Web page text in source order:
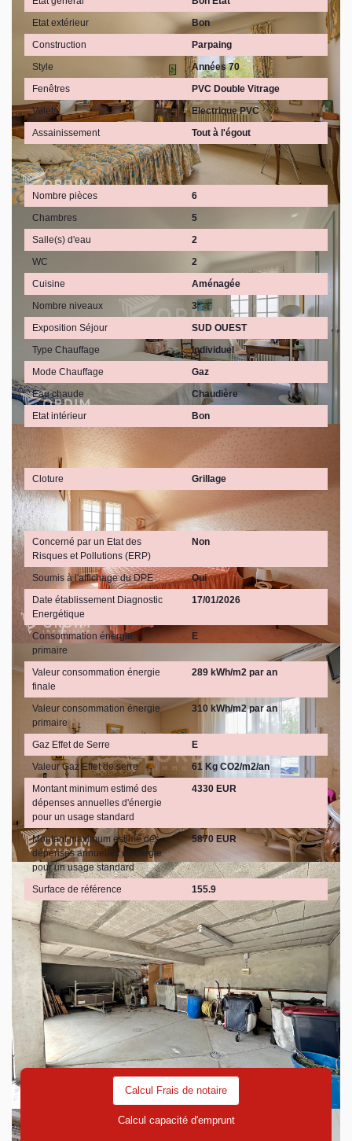
Etat extérieur
Bon
Construction
Parpaing
Style
Années 70
Fenêtres
PVC Double Vitrage
Volets
Electrique PVC
Assainissement
Tout à l'égout
Intérieur
Nombre pièces
6
Chambres
5
Salle(s) d'eau
2
WC
2
Cuisine
Aménagée
Nombre niveaux
3
Exposition Séjour
SUD OUEST
Type Chauffage
Individuel
Mode Chauffage
Gaz
Eau chaude
Chaudière
Etat intérieur
Bon
Terrain
Cloture Grillage
Diagnostics
Concerné par un Etat des
Risques et Pollutions (ERP)
Non
Soumis à l'affichage du DPE
Oui
Date établissement Diagnostic
Energétique
17/01/2026
Consommation énergie
primaire
E
Valeur consommation énergie
finale
289 kWh/m2 par an
Valeur consommation énergie
primaire
310 kWh/m2 par an
Gaz Effet de Serre
E
Valeur Gaz Effet de serre
61 Kg CO2/m2/an
Montant minimum estimé des
dépenses annuelles d'énergie
pour un usage standard
4330 EUR
Montant maximum estimé des
dépenses annuelles d'énergie
pour un usage standard
5870 EUR
Surface de référence 155.9
Découvrez votre futur quartier
Avec votre expert GROUPE ORDIM
Calcul Frais de notaire
Calcul capacité d'emprunt